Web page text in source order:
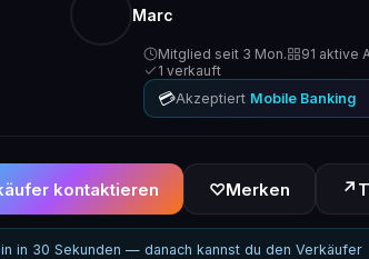
Marc
Mitglied seit 3 Mon.
91 aktive
1 verkauft
💳Akzeptiert Mobile Banking
kontaktieren ♡Merken ↗
in 30 Sekunden — danach kannst du den Verkäufer